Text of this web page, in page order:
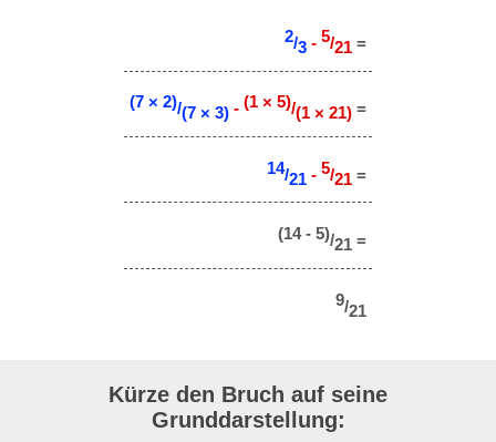
2/3 - 5/21 =
(7 × 2)/(7 × 3) - (1 × 5)/(1 × 21) =
14/21 - 5/21 =
(14 - 5)/21 =
9/21
Kürze den Bruch auf seine
Grunddarstellung: